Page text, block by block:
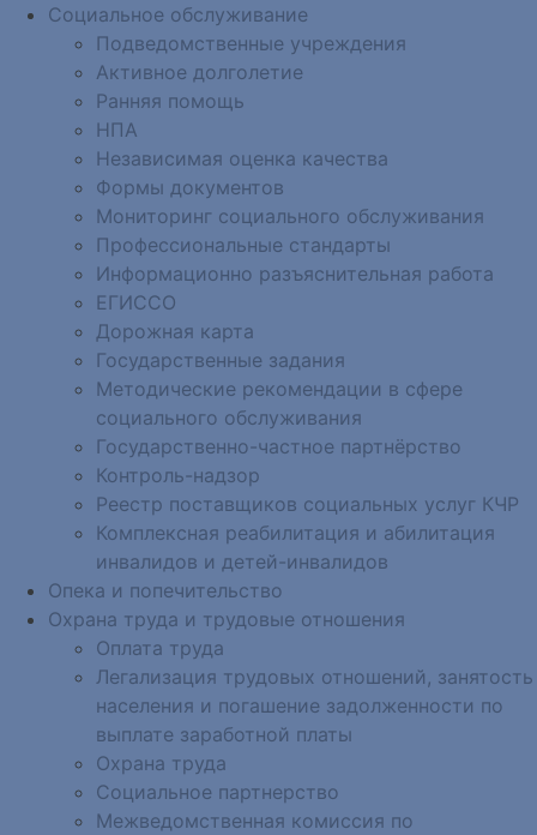
Социальное обслуживание
Подведомственные учреждения
Активное долголетие
Ранняя помощь
НПА
Независимая оценка качества
Формы документов
Мониторинг социального обслуживания
Профессиональные стандарты
Информационно разъяснительная работа
ЕГИССО
Дорожная карта
Государственные задания
Методические рекомендации в сфере
социального обслуживания
Государственно-частное партнёрство
Контроль-надзор
Реестр поставщиков социальных услуг КЧР
Комплексная реабилитация и абилитация
инвалидов и детей-инвалидов
Опека и попечительство
Охрана труда и трудовые отношения
Оплата труда
Легализация трудовых отношений, занятость
населения и погашение задолженности по
выплате заработной платы
Охрана труда
Социальное партнерство
Межведомственная комиссия по